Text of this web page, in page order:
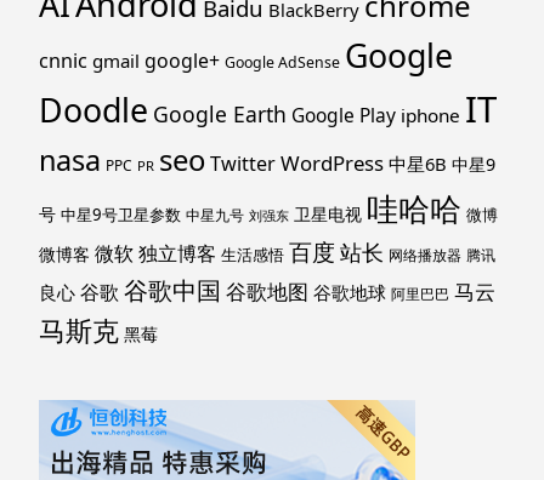
Baidu BlackBerry
cnnic gmail google+ Google AdSense Google
Doodle Google Earth Google Play iphone IT
nasa PPC PR seoTwitterWordPress 中星6B 中星9
号 中星9号卫星参数 中星九号 刘强东 卫星电视 哇哈哈 微博
微博客 微软独立博客 生活感悟 百度 站长 网络播放器 腾讯
良心 谷歌 谷歌中国 谷歌地图 谷歌地球 阿里巴巴 马云
马斯克 黑莓